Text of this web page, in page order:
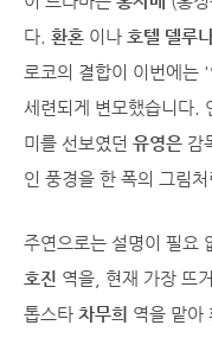
다. 환혼 이나 호텔 델루
로코의 결합이 이번에
세련되게 변모했습니다.
미를 선보였던 유영은 감
인 풍경을 한 폭의 그림처
주연으로는 설명이 필요
호진 역을, 현재 가장 뜨
톱스타 차무희 역을 맡아